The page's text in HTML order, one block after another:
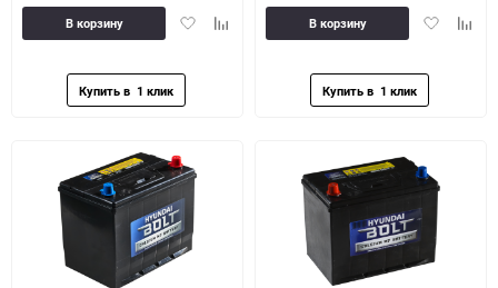
ДобавитьДобавить
В корзину
Добавить
В корзину